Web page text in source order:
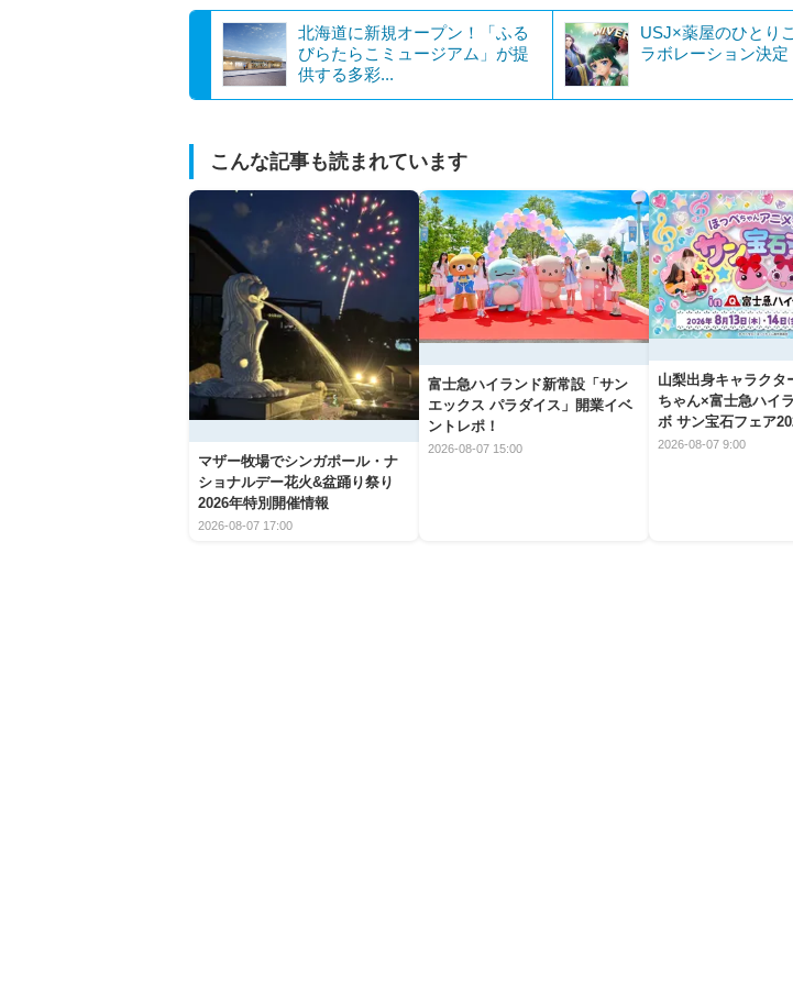
北海道に新規オープン！「ふる
びらたらこミュージアム」が提
供する多彩...
USJ×薬屋のひとり
ラボレーション決定
こんな記事も読まれています
マザー牧場でシンガポール・ナ
ショナルデー花火&盆踊り祭り
2026年特別開催情報
2026-08-07 17:00
富士急ハイランド新常設「サン
エックス パラダイス」開業イベ
ントレポ！
2026-08-07 15:00
山梨出身キャラクタ
ちゃん×富士急ハイ
ボ サン宝石フェア
楽しみ方
2026-08-07 9:00